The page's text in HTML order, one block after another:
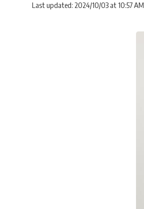
Last updated: 2024/10/03 at 10:57 AM